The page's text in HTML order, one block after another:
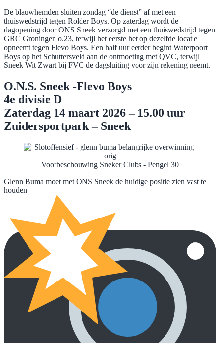
De blauwhemden sluiten zondag “de dienst” af met een
thuiswedstrijd tegen Rolder Boys. Op zaterdag wordt de
dagopening door ONS Sneek verzorgd met een thuiswedstrijd tegen
GRC Groningen o.23, terwijl het eerste het op dezelfde locatie
opneemt tegen Flevo Boys. Een half uur eerder begint Waterpoort
Boys op het Schuttersveld aan de ontmoeting met QVC, terwijl
Sneek Wit Zwart bij FVC de dagsluiting voor zijn rekening neemt.
O.N.S. Sneek -Flevo Boys
4e divisie D
Zaterdag 14 maart 2026 – 15.00 uur
Zuidersportpark – Sneek
Voorbeschouwing Sneker Clubs - Pengel 30
Glenn Buma moet met ONS Sneek de huidige positie zien vast te
houden